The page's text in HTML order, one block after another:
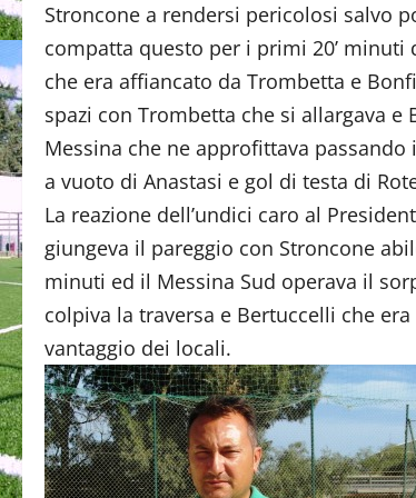
Stroncone a rendersi pericolosi salvo
compatta questo per i primi 20’
che era affiancato da Trombetta e
spazi con Trombetta che si allargava
Messina che ne approfittava
a vuoto di Anastasi e gol di testa di
La reazione dell’undici caro al
giungeva il pareggio con Stroncone
minuti ed il Messina Sud operava il
colpiva la traversa e Bertuccelli che
vantaggio dei locali.